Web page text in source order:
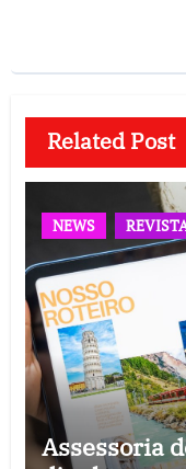
Related Post
NEWS
Assessoria